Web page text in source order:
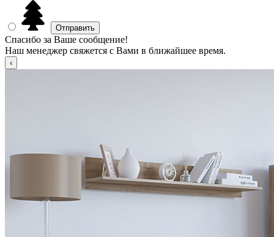
Спасибо за Ваше сообщение!
Наш менеджер свяжется с Вами в ближайшее время.